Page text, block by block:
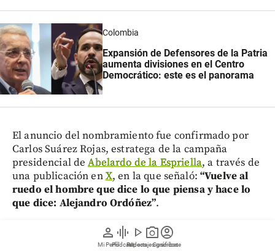
person
Mi Perfil
graphic_eq
Pódcast
play_arrow
Videos
photo_camera
Reportajes gráficos
account_circle
Suscríbete
Colombia
Expansión de Defensores de la Patria
aumenta divisiones en el Centro
Democrático: este es el panorama
El anuncio del nombramiento fue confirmado por
Carlos Suárez Rojas, estratega de la campaña
presidencial deAbelardo de la Espriella, a través de
una publicación enX, en la que señaló:“Vuelve al
ruedo el hombre que dice lo que piensa y hace lo
que dice: Alejandro Ordóñez”.
“Nos toca trabajar mucho. Vamos a ver si
este viejito todavía es capaz”: Uribe tras la